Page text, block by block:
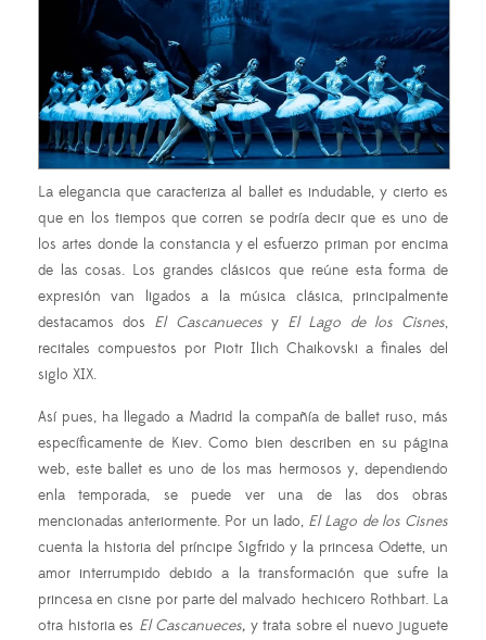
La elegancia que caracteriza al ballet es indudable, y cierto es
que en los tiempos que corren se podría decir que es uno de
los artes donde la constancia y el esfuerzo priman por encima
de las cosas. Los grandes clásicos que reúne esta forma de
expresión van ligados a la música clásica, principalmente
destacamos dos El Cascanuecesy El Lago de los Cisnes,
recitales compuestos por Piotr Ilich Chaikovski a finales del
siglo XIX.
Así pues, ha llegado a Madrid la compañía de ballet ruso, más
específicamente de Kiev. Como bien describen en su página
web, este ballet es uno de los mas hermosos y, dependiendo
enla temporada, se puede ver una de las dos obras
mencionadas anteriormente. Por un lado, El Lago de los Cisnes
cuenta la historia del príncipe Sigfrido y la princesa Odette, un
amor interrumpido debido a la transformación que sufre la
princesa en cisne por parte del malvado hechicero Rothbart. La
otra historia es El Cascanueces, y trata sobre el nuevo juguete